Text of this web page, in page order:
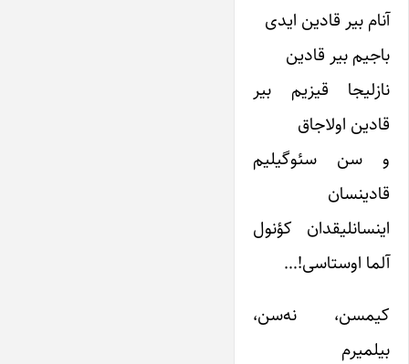
آنام بیر قادین ایدی
باجیم بیر قادین
نازلیجا قیزیم بیر
قادین اولا‌جاق
و سن سئوگیلیم
قادینسان
اینسانلیقدان کؤنول
آلما اوستاسی!…
کیمسن، نه‌سن،
بیلمیرم